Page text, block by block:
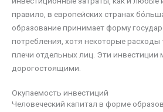
правило, в европейских странах
образование принимает форму
потребления, хотя некоторые расходы
плечи отдельных лиц. Эти инвестиции
дорогостоящими.
Окупаемость инвестиций
Человеческий капитал в форме